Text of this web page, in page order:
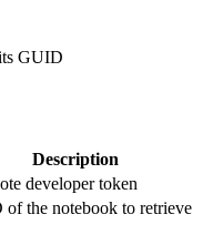
GUID
Description
developer token
the notebook to retrieve